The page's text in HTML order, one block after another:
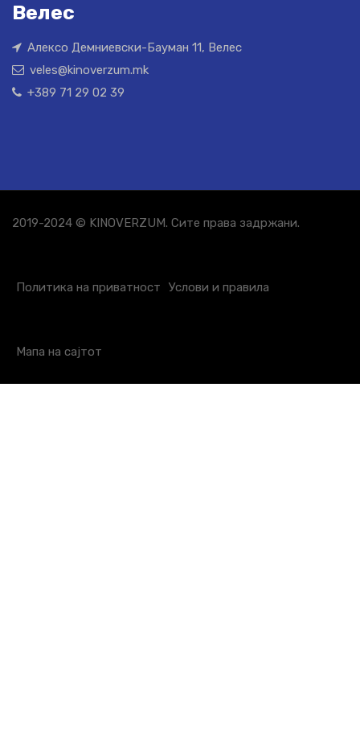
Велес
Алексо Демниевски-Бауман 11, Велес
veles@kinoverzum.mk
+389 71 29 02 39
2019-2024 © KINOVERZUM. Сите права задржани.
Политика на приватност Услови и правила
Мапа на сајтот